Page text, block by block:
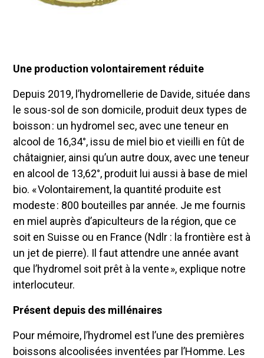
Une production volontairement réduite
Depuis 2019, l’hydromellerie de Davide, située dans
le sous-sol de son domicile, produit deux types de
boisson : un hydromel sec, avec une teneur en
alcool de 16,34°, issu de miel bio et vieilli en fût de
châtaignier, ainsi qu’un autre doux, avec une teneur
en alcool de 13,62°, produit lui aussi à base de miel
bio. « Volontairement, la quantité produite est
modeste : 800 bouteilles par année. Je me fournis
en miel auprès d’apiculteurs de la région, que ce
soit en Suisse ou en France (Ndlr : la frontière est à
un jet de pierre). Il faut attendre une année avant
que l’hydromel soit prêt à la vente », explique notre
interlocuteur.
Présent depuis des millénaires
Pour mémoire, l’hydromel est l’une des premières
boissons alcoolisées inventées par l’Homme. Les